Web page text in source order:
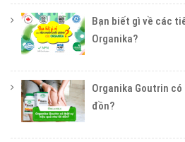
Bạn biết gì về các
Organika?
Organika Goutrin
đồn?